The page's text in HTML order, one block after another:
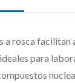
a rosca
para